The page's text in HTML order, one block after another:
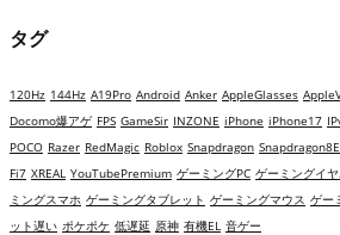
タグ
120Hz 144Hz A19Pro Android Anker AppleGlasses
Docomo爆アゲ FPS GameSir INZONE iPhone iPhone17
POCO Razer RedMagic Roblox Snapdragon
Fi7 XREAL YouTubePremium ゲーミングPC ゲーミングイ
ミングスマホ ゲーミングタブレット ゲーミングマウス ゲー
ット遅い ポケポケ 低遅延 原神 有機EL 音ゲー